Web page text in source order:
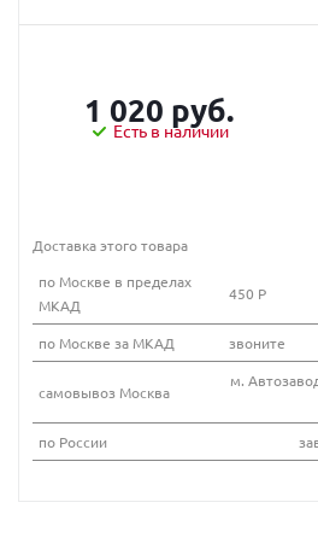
1 020 руб.
Есть в наличии
Доставка этого товара
по Москве в пределах
МКАД
450 Р
по Москве за МКАД звоните
самовывоз Москва
м.
по России